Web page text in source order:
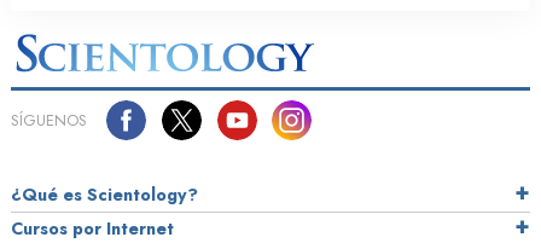
SÍGUENOS
¿Qué es Scientology?
Cursos por Internet